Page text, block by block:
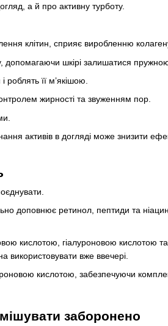
а й про активну турботу.
клітин, сприяє виробленню
допомагаючи шкірі залишатися
роблять її м’якішою.
жирності та звуженням пор.
активів в догляді може знизити
доповнює ретинол, пептиди та
кислотою, гіалуроновою кислотою
використовувати вже ввечері.
кислотою, забезпечуючи
заборонено